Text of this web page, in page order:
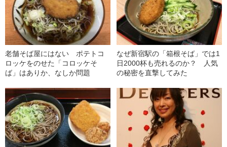
老舗そば屋にはない ポテトコ
ロッケをのせた「コロッケそ
ば」はありか、なしか問題
なぜ新宿駅の「箱根そば」では1
日2000杯も売れるのか？ 人気
の秘密を直撃してみた